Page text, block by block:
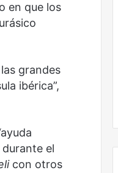
en que los
grandes
ibérica”,
ayuda
el
con otros